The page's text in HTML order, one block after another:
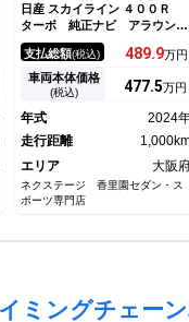
日産 スカイライン ４００Ｒ
ターボ 純正ナビ アラウンド
ビューモニター インテリジェ
ントクルーズコントロール シ
ートヒーター メモリー機能付
きパワーシート 純正１９イン
ドライト 純正革巻きステアリ
ング
支払総額(税込) 489.9万円
車両本体価格
(税込) 477.5万円
年式
2024
走行距離
エリア
大阪
ネクステージ 香里園セダン・ス
ポーツ専門店